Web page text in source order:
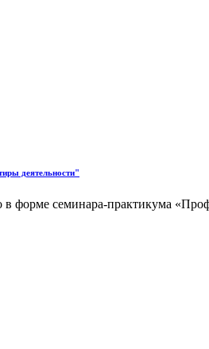
деятельности"
форме семинара-практикума